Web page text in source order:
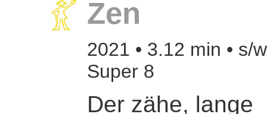
Zen
2021 • 3.12 min • s/
Super 8
Der zähe, lange